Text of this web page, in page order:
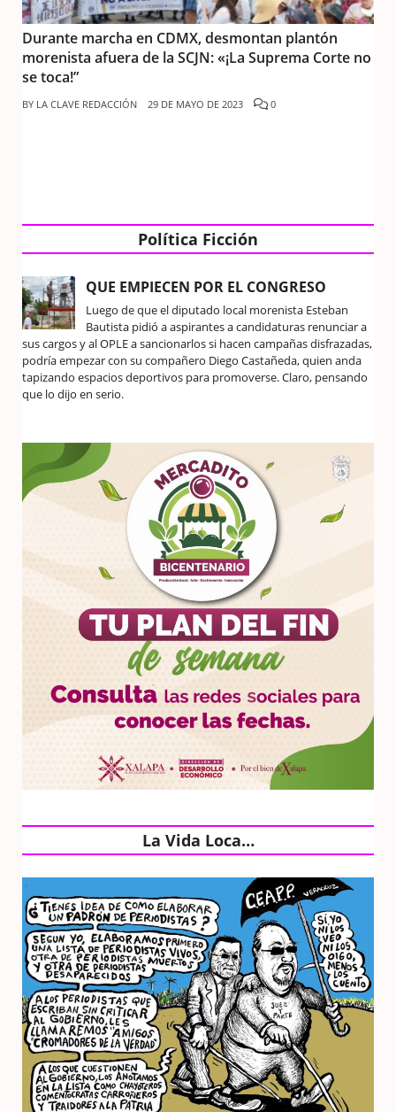
Durante marcha en CDMX, desmontan plantón
morenista afuera de la SCJN: «¡La Suprema Corte no
se toca!”
BY LA CLAVE REDACCIÓN 29 DE MAYO DE 2023 0
Política Ficción
QUE EMPIECEN POR EL CONGRESO
Luego de que el diputado local morenista Esteban
Bautista pidió a aspirantes a candidaturas renunciar a
sus cargos y al OPLE a sancionarlos si hacen campañas disfrazadas,
podría empezar con su compañero Diego Castañeda, quien anda
tapizando espacios deportivos para promoverse. Claro, pensando
que lo dijo en serio.
La Vida Loca…